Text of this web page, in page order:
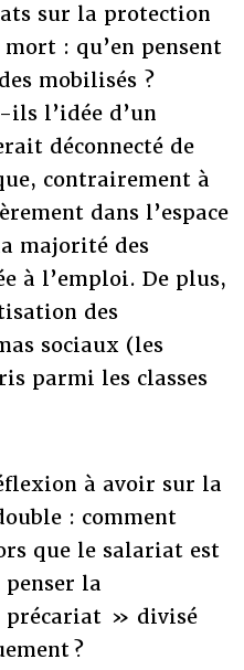
sur la protection
: qu’en pensent
mobilisés ?
ils l’idée d’un
déconnecté de
contrairement à
dans l’espace
majorité des
à l’emploi. De plus,
des
sociaux (les
parmi les classes
à avoir sur la
: comment
que le salariat est
la
précariat » divisé
?